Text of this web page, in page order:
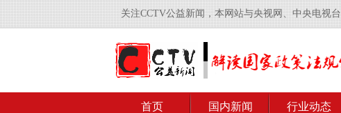
关注CCTV公益新闻，本网站与央视网、中央电视台
首页 国内新闻 行业动态